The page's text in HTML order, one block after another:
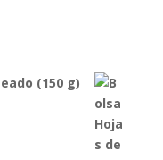
(150 g)